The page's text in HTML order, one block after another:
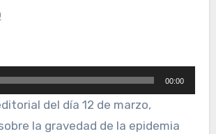
00:00
la gravedad de la epidemia